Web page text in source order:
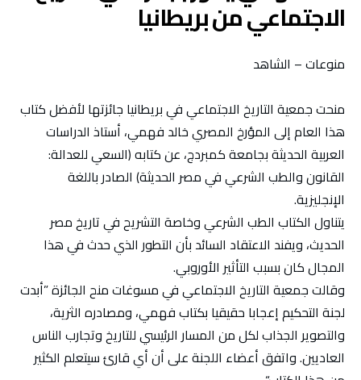
الاجتماعي من بريطانيا
منوعات – الشاهد
منحت جمعية التاريخ الاجتماعي في بريطانيا جائزتها لأفضل كتاب
هذا العام إلى المؤرخ المصري خالد فهمي، أستاذ الدراسات
العربية الحديثة بجامعة كمبردج، عن كتابه (السعي للعدالة:
القانون والطب الشرعي في مصر الحديثة) الصادر باللغة
الإنجليزية.
يتناول الكتاب الطب الشرعي وخاصة التشريح في تاريخ مصر
الحديث، ويفند الاعتقاد السائد بأن التطور الذي حدث في هذا
المجال كان بسبب التأثير الأوروبي.
وقالت جمعية التاريخ الاجتماعي في مسوغات منح الجائزة ”أبدت
لجنة التحكيم إعجابا حقيقيا بكتاب فهمي، ومصادره الثرية،
والتصوير الجذاب لكل من المسار الرئيسي للتاريخ وتجارب الناس
العاديين. واتفق أعضاء اللجنة على أن أي قارئ سيتعلم الكثير